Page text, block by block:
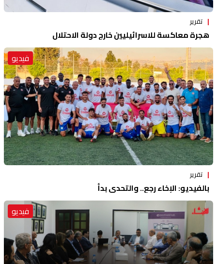
تقرير
هجرة معاكسة للاسرائيليين خارج دولة الاحتلال
فيديو
تقرير
بالفيديو: الإخاء رجع.. والتحدي بدأ
فيديو